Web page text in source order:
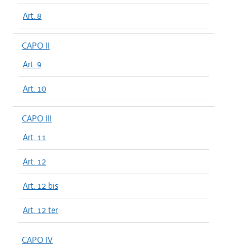
Art. 8
CAPO II
Art. 9
Art. 10
CAPO III
Art. 11
Art. 12
Art. 12 bis
Art. 12 ter
CAPO IV